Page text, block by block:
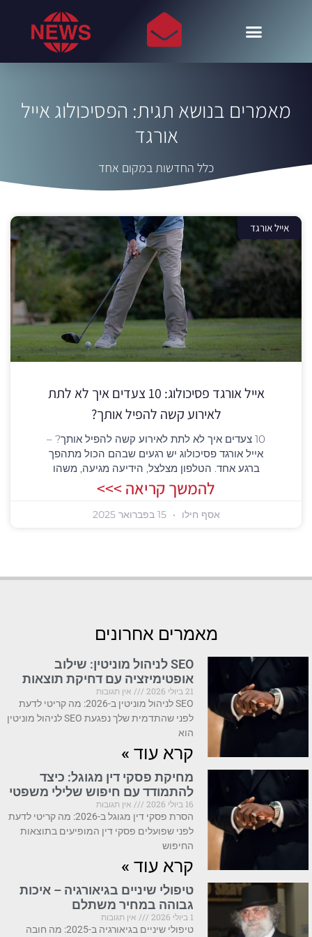
מאמרים בנושא תגית: הפסיכולוג אייל
אורגד
כלל החדשות במקום אחד
אייל אורגד
אייל אורגד פסיכולוג: 10 צעדים איך לא לתת
לאירוע קשה להפיל אותך?
10 צעדים איך לא לתת לאירוע קשה להפיל אותך? –
אייל אורגד פסיכולוג יש רגעים שבהם הכול מתהפך
ברגע אחד. הטלפון מצלצל, הידיעה מגיעה, משהו
להמשך קריאה >>>
אסף חילו 15 בפברואר 2025
מאמרים אחרונים
SEO לניהול מוניטין: שילוב
אופטימיזציה עם דחיקת תוצאות
21 ביולי 2026
אין תגובות
SEO לניהול מוניטין ב-2026: מה קריטי לדעת
לפני שהתדמית שלך נפגעת SEO לניהול מוניטין
הוא
קרא עוד »
מחיקת פסקי דין מגוגל: כיצד
להתמודד עם חיפוש שלילי משפטי
16 ביולי 2026
אין תגובות
הסרת פסקי דין מגוגל ב-2026: מה קריטי לדעת
לפני שפועלים פסקי דין המופיעים בתוצאות
החיפוש
קרא עוד »
טיפולי שיניים בגיאורגיה – איכות
גבוהה במחיר משתלם
1 ביולי 2026
אין תגובות
טיפולי שיניים בגיאורגיה ב-2025: מה חובה